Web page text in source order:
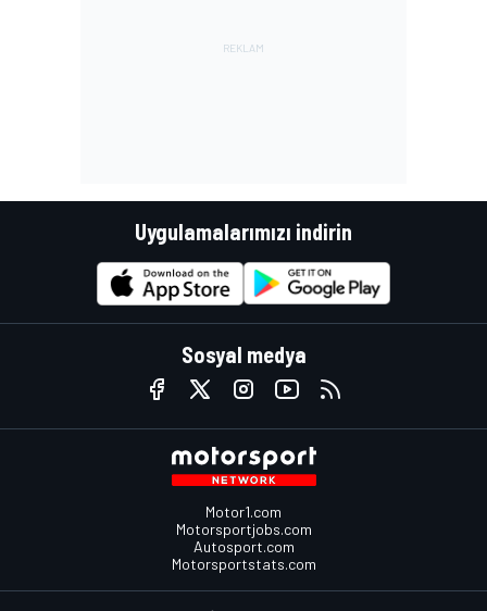
Uygulamalarımızı indirin
Sosyal medya
Motor1.com
Motorsportjobs.com
Autosport.com
Motorsportstats.com